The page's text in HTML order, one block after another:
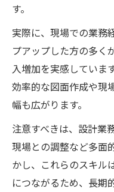
す。
実際に、現場での業務
プアップした方の多く
入増加を実感していま
効率的な図面作成や現
幅も広がります。
注意すべきは、設計業
現場との調整など多面
かし、これらのスキル
につながるため、長期